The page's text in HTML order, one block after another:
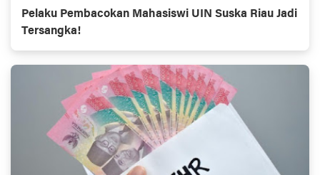
Pelaku Pembacokan Mahasiswi UIN Suska Riau Jadi
Tersangka!